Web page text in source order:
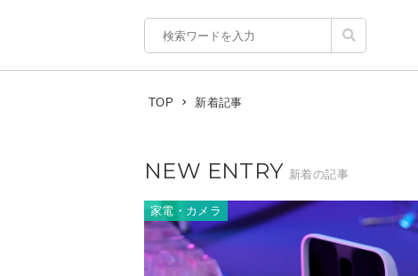
TOP 新着記事
NEW ENTRY 新着の記事
家電・カメラ